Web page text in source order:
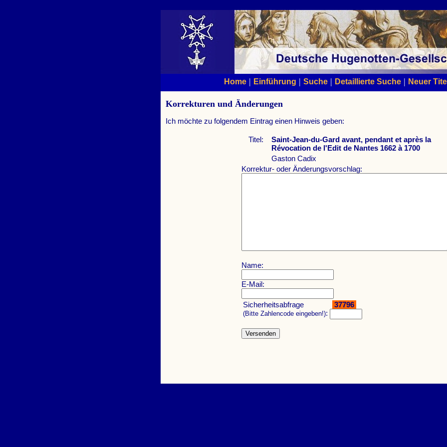
Home | Einführung | Suche | Detaillierte Suche | Neuer
Korrekturen und Änderungen
Ich möchte zu folgendem Eintrag einen Hinweis geben:
Titel:
Saint-Jean-du-Gard avant, pendant et après la
Révocation de l'Edit de Nantes 1662 à 1700
Gaston Cadix
Korrektur- oder Änderungsvorschlag:
Name:
E-Mail:
Sicherheitsabfrage
(Bitte Zahlencode eingeben!):
37796